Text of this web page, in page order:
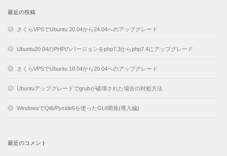
最近の投稿
さくらVPSでUbuntu 20.04から24.04へのアップグレード
Ubuntu20.04のPHPのバージョンをphp7.3からphp7.4にアップグレード
さくらVPSでUbuntu 18.04から20.04へのアップグレード
Ubuntuアップグレードでgrubが破壊された場合の対処方法
WindowsでQt6/Pyside6を使ったGUI開発(導入編)
最近のコメント